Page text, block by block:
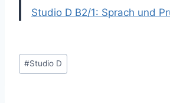
Studio D B2/1: Sprach und
Post
Tags:
#Studio D